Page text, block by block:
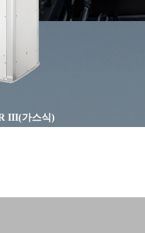
III(가스식)